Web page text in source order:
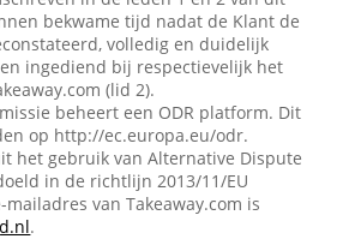
bekwame tijd nadat de Klant de
volledig en duidelijk
ingediend bij respectievelijk het
(lid 2).
beheert een ODR platform. Dit
op http://ec.europa.eu/odr.
het gebruik van Alternative Dispute
in de richtlijn 2013/11/EU
van Takeaway.com is
.